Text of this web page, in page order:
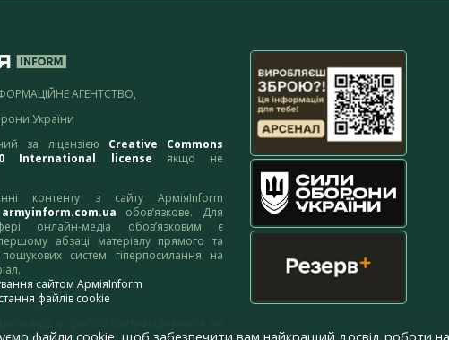
АГЕНТСТВО,
України
за ліцензією Creative Commons
International license якщо не
контенту з сайту АрміяInform
armyinform.com.ua обов’язкове. Для
онлайн-медіа обов’язковим є
абзаці матеріалу прямого та
систем гіперпосилання на
сайтом АрміяInform
файлів cookie